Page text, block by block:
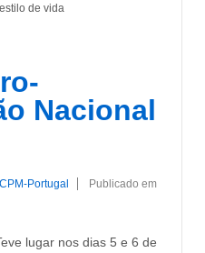
de vida
Nacional
CPM-Portugal
Publicado em
lugar nos dias 5 e 6 de